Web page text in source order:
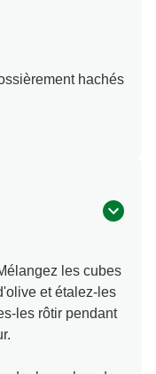
hachés
les cubes
et étalez-les
les rôtir pendant